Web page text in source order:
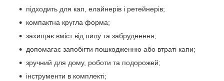
підходить для кап, елайнерів і ретейнерів;
компактна кругла форма;
захищає вміст від пилу та забруднення;
допомагає запобігти пошкодженню або втраті капи;
зручний для дому, роботи та подорожей;
інструменти в комплекті;